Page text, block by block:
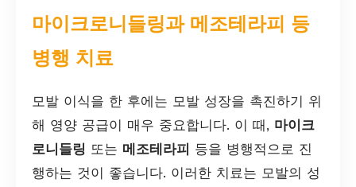
마이크로니들링과 메조테라피 등
병행 치료
모발 이식을 한 후에는 모발 성장을 촉진하기 위
해 영양 공급이 매우 중요합니다. 이 때, 마이크
로니들링 또는 메조테라피 등을 병행적으로 진
행하는 것이 좋습니다. 이러한 치료는 모발의 성